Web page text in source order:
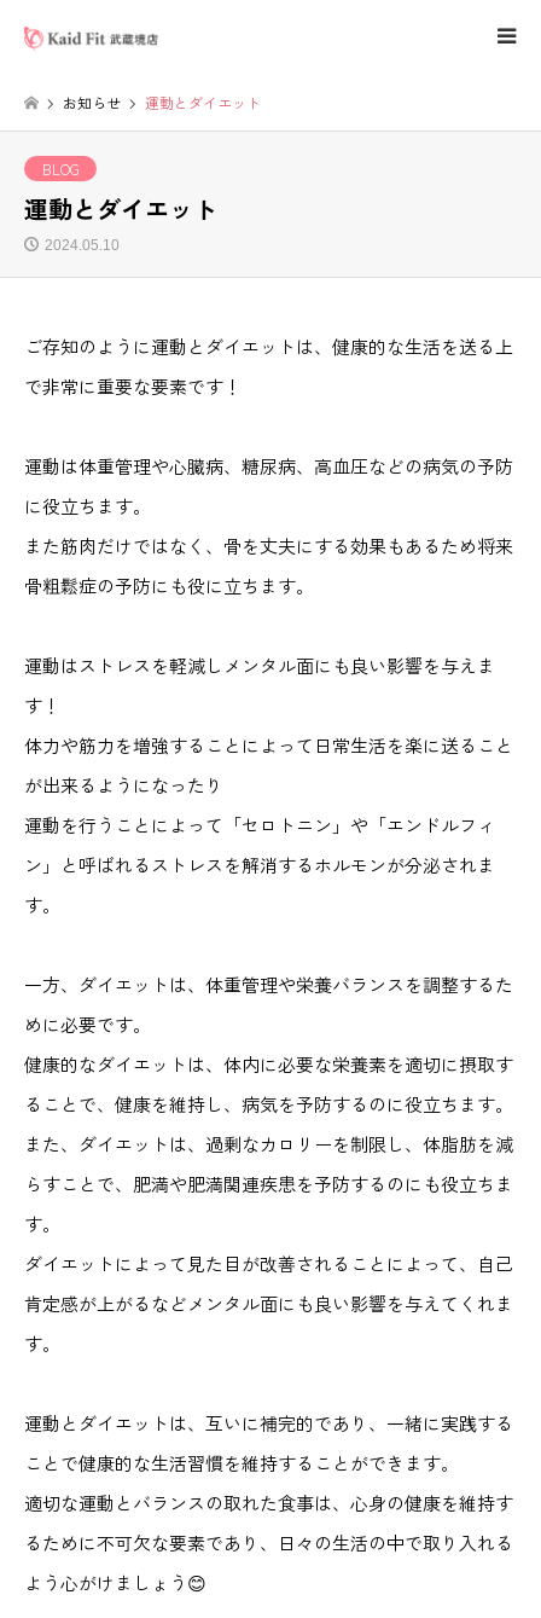
お知らせ 運動とダイエット
BLOG
運動とダイエット
2024.05.10
ご存知のように運動とダイエットは、健康的な生活を送る上
で非常に重要な要素です！
運動は体重管理や心臓病、糖尿病、高血圧などの病気の予防
に役立ちます。
また筋肉だけではなく、骨を丈夫にする効果もあるため将来
骨粗鬆症の予防にも役に立ちます。
運動はストレスを軽減しメンタル面にも良い影響を与えま
す！
体力や筋力を増強することによって日常生活を楽に送ること
が出来るようになったり
運動を行うことによって「セロトニン」や「エンドルフィ
ン」と呼ばれるストレスを解消するホルモンが分泌されま
す。
一方、ダイエットは、体重管理や栄養バランスを調整するた
めに必要です。
健康的なダイエットは、体内に必要な栄養素を適切に摂取す
ることで、健康を維持し、病気を予防するのに役立ちます。
また、ダイエットは、過剰なカロリーを制限し、体脂肪を減
らすことで、肥満や肥満関連疾患を予防するのにも役立ちま
す。
ダイエットによって見た目が改善されることによって、自己
肯定感が上がるなどメンタル面にも良い影響を与えてくれま
す。
運動とダイエットは、互いに補完的であり、一緒に実践する
ことで健康的な生活習慣を維持することができます。
適切な運動とバランスの取れた食事は、心身の健康を維持す
るために不可欠な要素であり、日々の生活の中で取り入れる
よう心がけましょう😊